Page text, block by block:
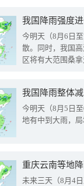
今明天（8月6日
散。同时，我国
区将有大范围桑拿
我国降雨整体
今明天（8月5日
地有中到大雨，
重庆云南等地
未来三天（8月4